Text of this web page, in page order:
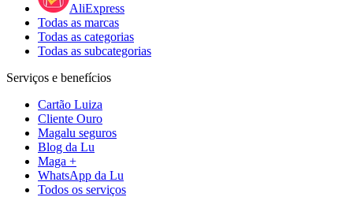
AliExpress
Todas as marcas
Todas as categorias
Todas as subcategorias
Serviços e benefícios
Cartão Luiza
Cliente Ouro
Magalu seguros
Blog da Lu
Maga +
WhatsApp da Lu
Todos os serviços